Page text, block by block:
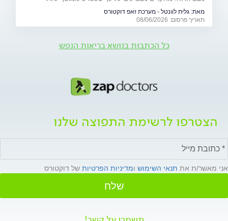
מהלב ועד העור, אילו תופעות בריאותיות עלולות להתגבר בתקופות
של מתיחות ביטחונית ומה ניתן לעשות כדי לשמור על הבריאות
מאת: גלית לוונטל - מערכת זאפ דוקטורס
תאריך פרסום: 08/06/2026
כל הכתבות בנושא בריאות הנפש
הצטרפו לרשימת התפוצה שלנו
אני מאשר/ת את תנאי השימוש ומדיניות הפרטיות של דוקטורס
שלח